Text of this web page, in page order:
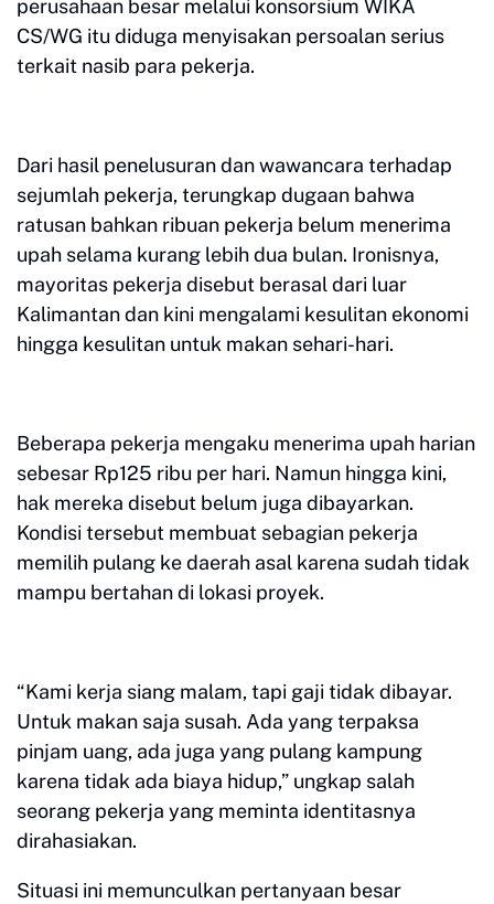
perusahaan besar melalui konsorsium WIKA
CS/WG itu diduga menyisakan persoalan serius
terkait nasib para pekerja.
Dari hasil penelusuran dan wawancara terhadap
sejumlah pekerja, terungkap dugaan bahwa
ratusan bahkan ribuan pekerja belum menerima
upah selama kurang lebih dua bulan. Ironisnya,
mayoritas pekerja disebut berasal dari luar
Kalimantan dan kini mengalami kesulitan ekonomi
hingga kesulitan untuk makan sehari-hari.
Beberapa pekerja mengaku menerima upah harian
sebesar Rp125 ribu per hari. Namun hingga kini,
hak mereka disebut belum juga dibayarkan.
Kondisi tersebut membuat sebagian pekerja
memilih pulang ke daerah asal karena sudah tidak
mampu bertahan di lokasi proyek.
“Kami kerja siang malam, tapi gaji tidak dibayar.
Untuk makan saja susah. Ada yang terpaksa
pinjam uang, ada juga yang pulang kampung
karena tidak ada biaya hidup,” ungkap salah
seorang pekerja yang meminta identitasnya
dirahasiakan.
Situasi ini memunculkan pertanyaan besar